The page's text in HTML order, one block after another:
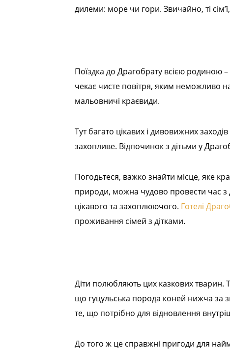
дилеми: море чи гори. Звичайно, ті
Поїздка до Драгобрату всією родиною
чекає чисте повітря, яким неможливо
мальовничі краєвиди.
Тут багато цікавих і дивовижних
захопливе. Відпочинок з дітьми у
Погодьтеся, важко знайти місце, яке
природи, можна чудово провести час з
цікавого та захоплюючого. Готелі
проживання сімей з дітками.
Діти полюбляють цих казкових тварин.
що гуцульська порода коней нижча за
те, що потрібно для відновлення
До того ж це справжні пригоди для